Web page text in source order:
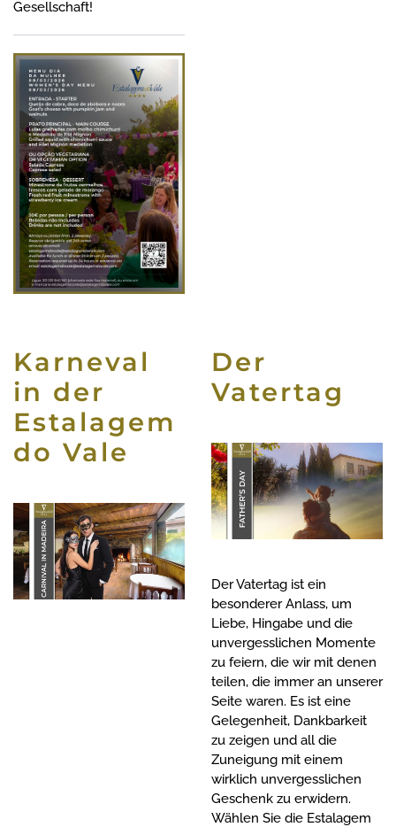
Gesellschaft!
Karneval
in der
Estalagem
do Vale
Der
Vatertag
Der Vatertag ist ein
besonderer Anlass, um
Liebe, Hingabe und die
unvergesslichen Momente
zu feiern, die wir mit denen
teilen, die immer an unserer
Seite waren. Es ist eine
Gelegenheit, Dankbarkeit
zu zeigen und all die
Zuneigung mit einem
wirklich unvergesslichen
Geschenk zu erwidern.
Wählen Sie die Estalagem